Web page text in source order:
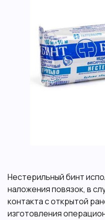
Нестерильный бинт
наложения повязок, в
контакта с открытой
изготовления